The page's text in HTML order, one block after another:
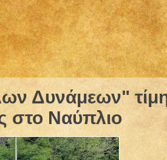
Δυνάμεων"
στο Ναύπλιο